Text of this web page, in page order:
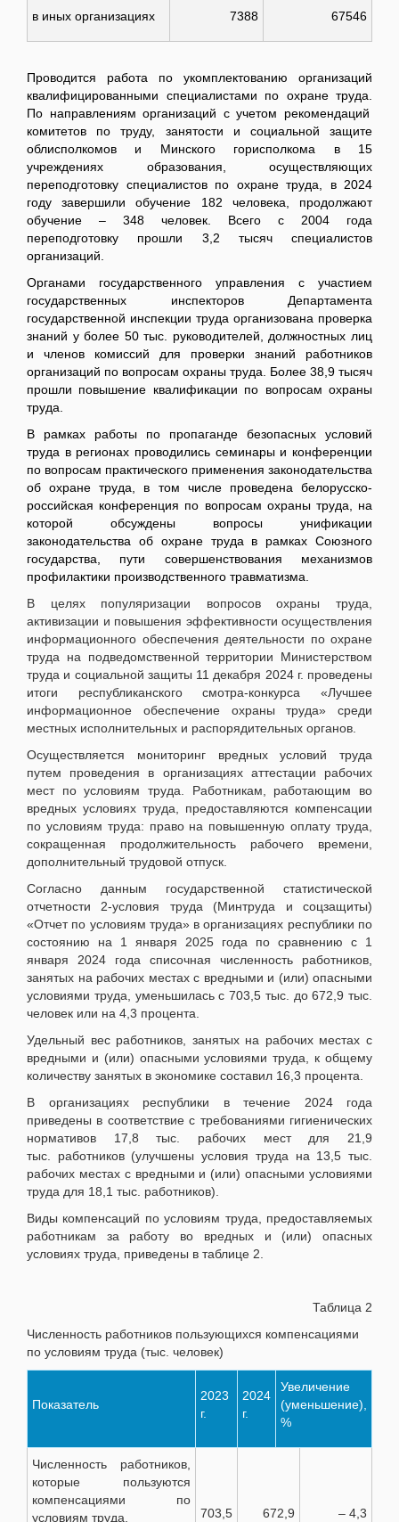
в иных организациях 7388 67546
Проводится работа по укомплектованию организаций
квалифицированными специалистами по охране труда.
По направлениям организаций с учетом рекомендаций
комитетов по труду, занятости и социальной защите
облисполкомов и Минского горисполкома в 15
учреждениях образования, осуществляющих
переподготовку специалистов по охране труда, в 2024
году завершили обучение 182 человека, продолжают
обучение – 348 человек. Всего с 2004 года
переподготовку прошли 3,2 тысяч специалистов
организаций.
Органами государственного управления с участием
государственных инспекторов Департамента
государственной инспекции труда организована проверка
знаний у более 50 тыс. руководителей, должностных лиц
и членов комиссий для проверки знаний работников
организаций по вопросам охраны труда. Более 38,9 тысяч
прошли повышение квалификации по вопросам охраны
труда.
В рамках работы по пропаганде безопасных условий
труда в регионах проводились семинары и конференции
по вопросам практического применения законодательства
об охране труда, в том числе проведена белорусско-
российская конференция по вопросам охраны труда, на
которой обсуждены вопросы унификации
законодательства об охране труда в рамках Союзного
государства, пути совершенствования механизмов
профилактики производственного травматизма.
В целях популяризации вопросов охраны труда,
активизации и повышения эффективности осуществления
информационного обеспечения деятельности по охране
труда на подведомственной территории Министерством
труда и социальной защиты 11 декабря 2024 г. проведены
итоги республиканского смотра-конкурса «Лучшее
информационное обеспечение охраны труда» среди
местных исполнительных и распорядительных органов.
Осуществляется мониторинг вредных условий труда
путем проведения в организациях аттестации рабочих
мест по условиям труда. Работникам, работающим во
вредных условиях труда, предоставляются компенсации
по условиям труда: право на повышенную оплату труда,
сокращенная продолжительность рабочего времени,
дополнительный трудовой отпуск.
Согласно данным государственной статистической
отчетности 2-условия труда (Минтруда и соцзащиты)
«Отчет по условиям труда» в организациях республики по
состоянию на 1 января 2025 года по сравнению с 1
января 2024 года списочная численность работников,
занятых на рабочих местах с вредными и (или) опасными
условиями труда, уменьшилась с 703,5 тыс. до 672,9 тыс.
человек или на 4,3 процента.
Удельный вес работников, занятых на рабочих местах с
вредными и (или) опасными условиями труда, к общему
количеству занятых в экономике составил 16,3 процента.
В организациях республики в течение 2024 года
приведены в соответствие с требованиями гигиенических
нормативов 17,8 тыс. рабочих мест для 21,9
тыс. работников (улучшены условия труда на 13,5 тыс.
рабочих местах с вредными и (или) опасными условиями
труда для 18,1 тыс. работников).
Виды компенсаций по условиям труда, предоставляемых
работникам за работу во вредных и (или) опасных
условиях труда, приведены в таблице 2.
Таблица 2
Численность работников пользующихся компенсациями
по условиям труда (тыс. человек)
Показатель
2023
г.
2024
г.
Увеличение
(уменьшение),
%
Численность работников,
которые пользуются
компенсациями по
условиям труда,
703,5 672,9 – 4,3